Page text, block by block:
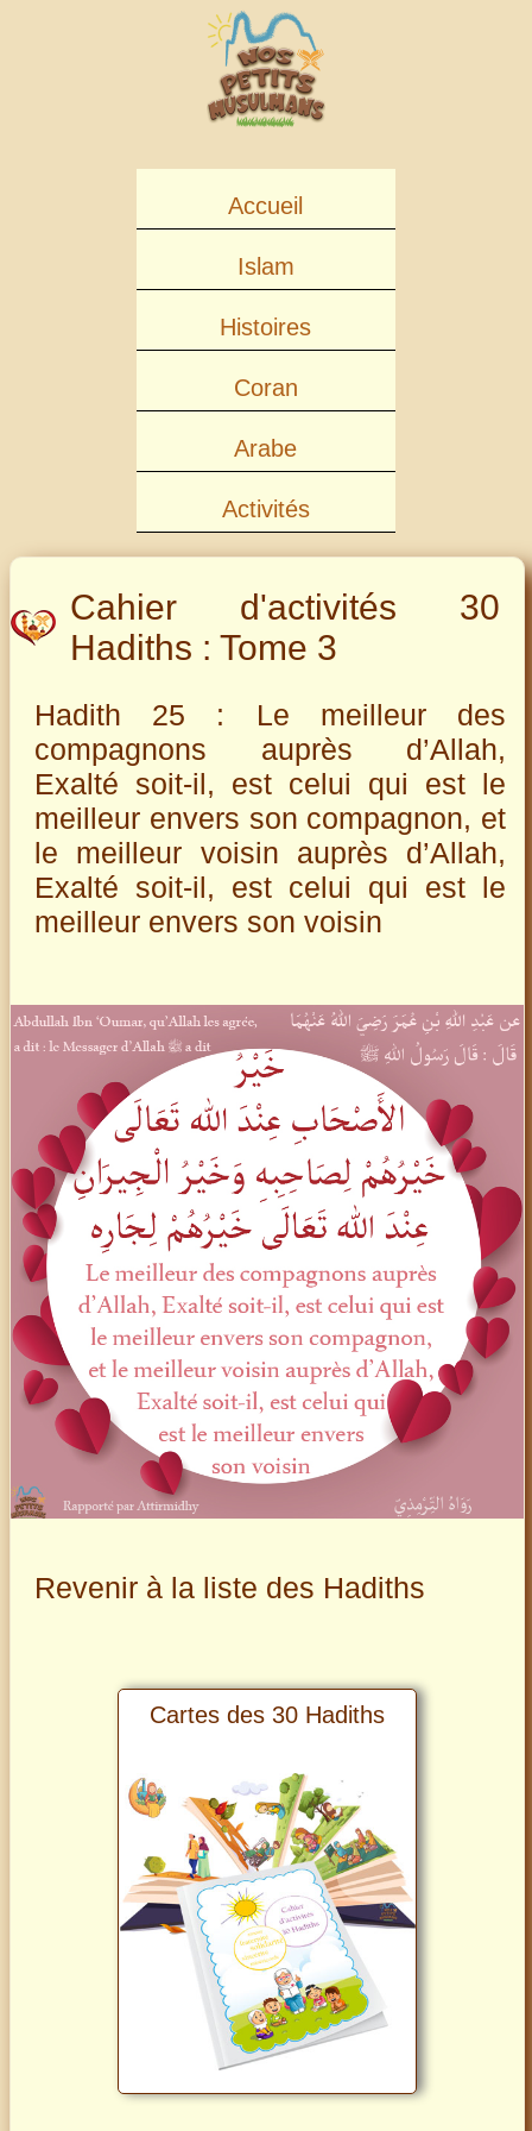
Accueil
Islam
Histoires
Coran
Arabe
Activités
Cahier d'activités 30
Hadiths : Tome 3
Hadith 25 : Le meilleur des
compagnons auprès d’Allah,
Exalté soit-il, est celui qui est le
meilleur envers son compagnon, et
le meilleur voisin auprès d’Allah,
Exalté soit-il, est celui qui est le
meilleur envers son voisin
Revenir à la liste des Hadiths
Cartes des 30 Hadiths